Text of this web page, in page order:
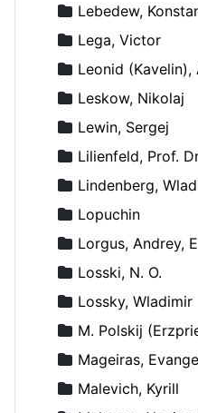
Lebedew,
Lega, Victor
Leonid
Leskow, Nikolaj
Lewin, Sergej
Lilienfeld, Prof.
Lindenberg,
Lopuchin
Lorgus, Andrey,
Losski, N. O.
Lossky, Wladimir
M. Polskij
Mageiras,
Malevich, Kyrill